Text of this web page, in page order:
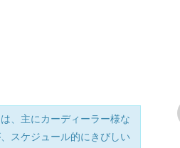
、主にカーディーラー様な
スケジュール的にきびしい